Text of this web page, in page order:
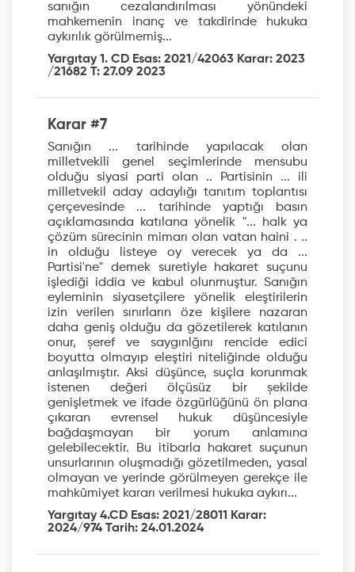
sanığın cezalandırılması yönündeki
mahkemenin inanç ve takdirinde hukuka
aykırılık görülmemiş...
Yargıtay 1. CD Esas: 2021/42063 Karar: 2023
/21682 T: 27.09 2023
Karar #7
Sanığın ... tarihinde yapılacak olan
milletvekili genel seçimlerinde mensubu
olduğu siyasi parti olan .. Partisinin ... ili
milletvekil aday adaylığı tanıtım toplantısı
çerçevesinde ... tarihinde yaptığı basın
açıklamasında katılana yönelik "... halk ya
çözüm sürecinin mimarı olan vatan haini . ..
in olduğu listeye oy verecek ya da ...
Partisi'ne" demek suretiyle hakaret suçunu
işlediği iddia ve kabul olunmuştur. Sanığın
eyleminin siyasetçilere yönelik eleştirilerin
izin verilen sınırların öze kişilere nazaran
daha geniş olduğu da gözetilerek katılanın
onur, șeref ve saygınlğını rencide edici
boyutta olmayıp eleştiri niteliğinde olduğu
anlaşılmıştır. Aksi düşünce, suçla korunmak
istenen değeri ölçüsüz bir șekilde
genişletmek ve ifade özgürlüğünü ön plana
çıkaran evrensel hukuk düşüncesiyle
bağdaşmayan bir yorum anlamına
gelebilecektir. Bu itibarla hakaret suçunun
unsurlarının oluşmadığı gözetilmeden, yasal
olmayan ve yerinde görülmeyen gerekçe ile
mahkûmiyet kararı verilmesi hukuka aykırı...
Yargıtay 4.CD Esas: 2021/28011 Karar:
2024/974 Tarih: 24.01.2024